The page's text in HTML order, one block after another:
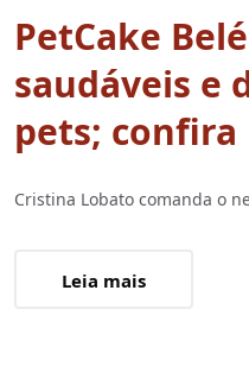
PetCake
saudáveis e
pets; confira
Cristina Lobato comanda o
Leia mais